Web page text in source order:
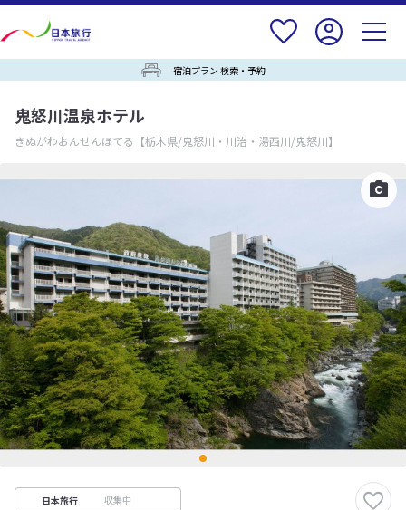
宿泊プラン 検索・予約
鬼怒川温泉ホテル
きぬがわおんせんほてる 【栃木県/鬼怒川・川治・湯西川/鬼怒川】
日本旅行 収集中